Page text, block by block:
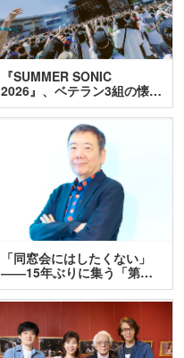
『SUMMER SONIC
2026』、ベテラン3組の懐…
「同窓会にはしたくない」
――15年ぶりに集う「第…